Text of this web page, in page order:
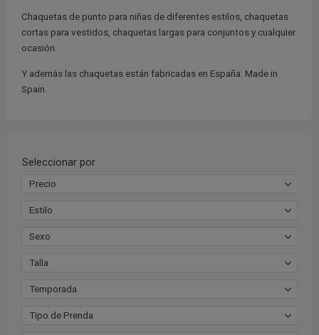
Chaquetas de punto para niñas de diferentes estilos, chaquetas
cortas para vestidos, chaquetas largas para conjuntos y cualquier
ocasión.
Y además las chaquetas están fabricadas en España. Made in
Spain.
Seleccionar por
Precio
Estilo
Sexo
Talla
Temporada
Tipo de Prenda